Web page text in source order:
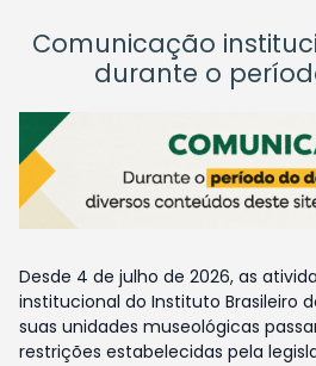
Comunicação
durante o
Desde 4 de julho de 2026, as
institucional do Instituto Brasileiro
suas unidades museológicas
restrições estabelecidas pela